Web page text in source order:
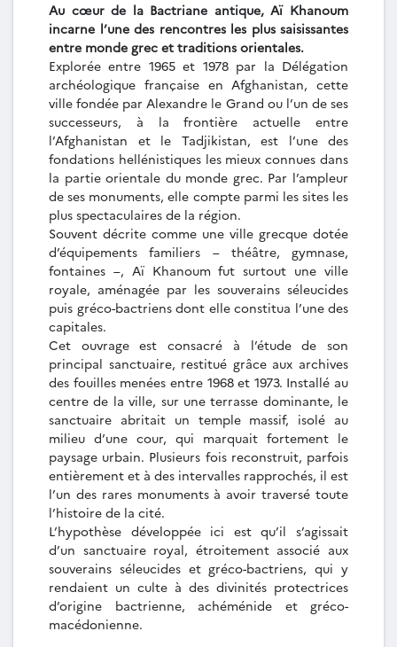
Au cœur de la Bactriane antique, Aï Khanoum
incarne l’une des rencontres les plus saisissantes
entre monde grec et traditions orientales.
Explorée entre 1965 et 1978 par la Délégation
archéologique française en Afghanistan, cette
ville fondée par Alexandre le Grand ou l’un de ses
successeurs, à la frontière actuelle entre
l’Afghanistan et le Tadjikistan, est l’une des
fondations hellénistiques les mieux connues dans
la partie orientale du monde grec. Par l’ampleur
de ses monuments, elle compte parmi les sites les
plus spectaculaires de la région.
Souvent décrite comme une ville grecque dotée
d’équipements familiers – théâtre, gymnase,
fontaines –, Aï Khanoum fut surtout une ville
royale, aménagée par les souverains séleucides
puis gréco-bactriens dont elle constitua l’une des
capitales.
Cet ouvrage est consacré à l’étude de son
principal sanctuaire, restitué grâce aux archives
des fouilles menées entre 1968 et 1973. Installé au
centre de la ville, sur une terrasse dominante, le
sanctuaire abritait un temple massif, isolé au
milieu d’une cour, qui marquait fortement le
paysage urbain. Plusieurs fois reconstruit, parfois
entièrement et à des intervalles rapprochés, il est
l’un des rares monuments à avoir traversé toute
l’histoire de la cité.
L’hypothèse développée ici est qu’il s’agissait
d’un sanctuaire royal, étroitement associé aux
souverains séleucides et gréco-bactriens, qui y
rendaient un culte à des divinités protectrices
d’origine bactrienne, achéménide et gréco-
macédonienne.